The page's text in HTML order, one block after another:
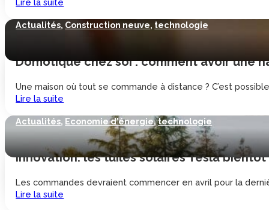
Lire la suite
Actualités, Construction neuve, technologie
Domotique chez soi : comment avoir une
Une maison où tout se commande à distance ? C’est
Lire la suite
Actualités, Economie d'énergie,technologie
Innovation: les tuiles solaires Tesla bientôt
Les commandes devraient commencer en avril pour la
Lire la suite